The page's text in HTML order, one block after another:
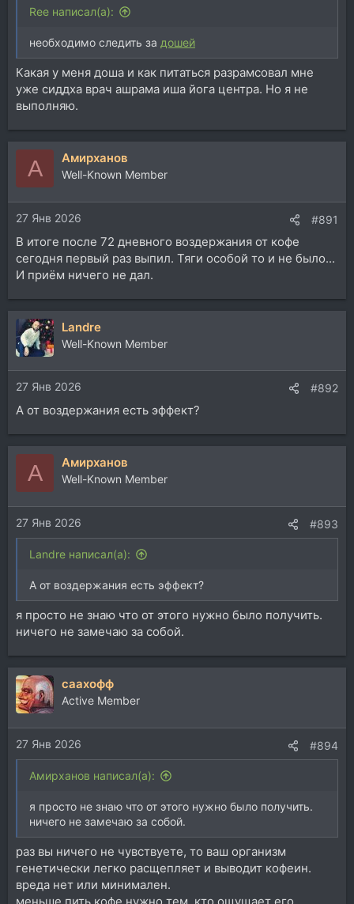
Ree написал(а):
необходимо следить за дошей
Какая у меня доша и как питаться разрамсовал мне
уже сиддха врач ашрама иша йога центра. Но я не
выполняю.
A Aмирханов
Well-Known Member
27 Янв 2026 #891
В итоге после 72 дневного воздержания от кофе
сегодня первый раз выпил. Тяги особой то и не было...
И приём ничего не дал.
Landre
Well-Known Member
27 Янв 2026 #892
А от воздержания есть эффект?
A Aмирханов
Well-Known Member
27 Янв 2026 #893
Landre написал(а):
А от воздержания есть эффект?
я просто не знаю что от этого нужно было получить.
ничего не замечаю за собой.
саахофф
Active Member
27 Янв 2026 #894
Aмирханов написал(а):
я просто не знаю что от этого нужно было получить.
ничего не замечаю за собой.
раз вы ничего не чувствуете, то ваш организм
генетически легко расщепляет и выводит кофеин.
вреда нет или минимален.